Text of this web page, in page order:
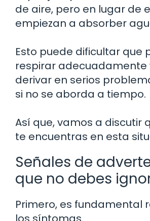
de aire, pero en lugar de
empiezan a absorber
Esto puede dificultar que
respirar adecuadamente
derivar en serios
si no se aborda a tiempo.
Así que, vamos a discutir
te encuentras en esta
Señales de
que no debes
Primero, es fundamental